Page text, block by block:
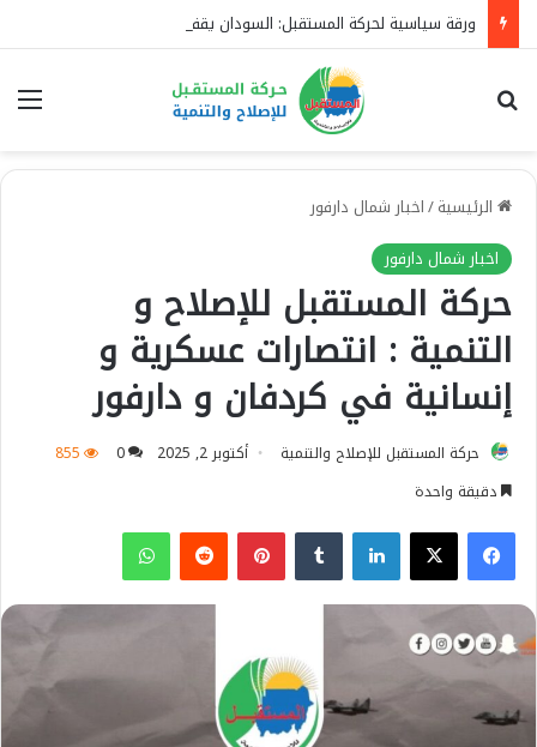
الرئيسية/اخبار شمال دارفور
اخبار شمال دارفور
حركة المستقبل للإصلاح و
التنمية : انتصارات عسكرية و
إنسانية في كردفان و دارفور
حركة المستقبل للإصلاح والتنمية أكتوبر 2, 2025 0
855
دقيقة واحدة
فيسبوك‫X لينكدإن بينتيريست واتساب